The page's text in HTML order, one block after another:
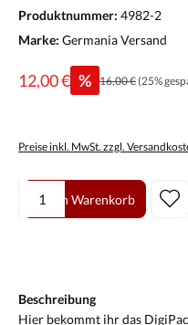
Produktnummer: 4982-2
Marke: Germania Versand
12,00 € % 16,00 €(25%
Preise inkl. MwSt. zzgl.
Produkt Anzahl: Gib den
In den Warenkorb
Beschreibung
Hier bekommt ihr das